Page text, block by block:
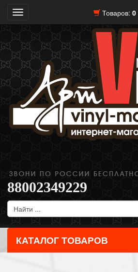
Товаров: 0
Toggle
navigation
88002349229
КАТАЛОГ ТОВАРОВ